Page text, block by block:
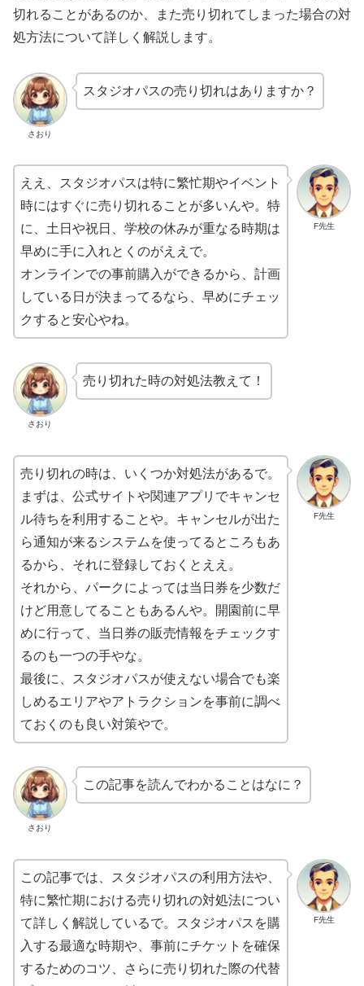
切れることがあるのか、また売り切れてしまった場合の対
処方法について詳しく解説します。
さおり
スタジオパスの売り切れはありますか？
F先生
ええ、スタジオパスは特に繁忙期やイベント
時にはすぐに売り切れることが多いんや。特
に、土日や祝日、学校の休みが重なる時期は
早めに手に入れとくのがええで。
オンラインでの事前購入ができるから、計画
している日が決まってるなら、早めにチェッ
クすると安心やね。
さおり
売り切れた時の対処法教えて！
F先生
売り切れの時は、いくつか対処法があるで。
まずは、公式サイトや関連アプリでキャンセ
ル待ちを利用することや。キャンセルが出た
ら通知が来るシステムを使ってるところもあ
るから、それに登録しておくとええ。
それから、パークによっては当日券を少数だ
けど用意してることもあるんや。開園前に早
めに行って、当日券の販売情報をチェックす
るのも一つの手やな。
最後に、スタジオパスが使えない場合でも楽
しめるエリアやアトラクションを事前に調べ
ておくのも良い対策やで。
さおり
この記事を読んでわかることはなに？
F先生
この記事では、スタジオパスの利用方法や、
特に繁忙期における売り切れの対処法につい
て詳しく解説しているで。スタジオパスを購
入する最適な時期や、事前にチケットを確保
するためのコツ、さらに売り切れた際の代替